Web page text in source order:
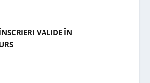
VALIDE ÎN